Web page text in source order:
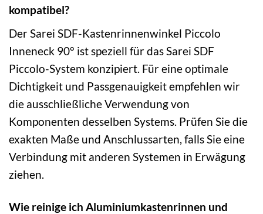
kompatibel?
Der Sarei SDF-Kastenrinnenwinkel Piccolo
Inneneck 90° ist speziell für das Sarei SDF
Piccolo-System konzipiert. Für eine optimale
Dichtigkeit und Passgenauigkeit empfehlen wir
die ausschließliche Verwendung von
Komponenten desselben Systems. Prüfen Sie die
exakten Maße und Anschlussarten, falls Sie eine
Verbindung mit anderen Systemen in Erwägung
ziehen.
Wie reinige ich Aluminiumkastenrinnen und